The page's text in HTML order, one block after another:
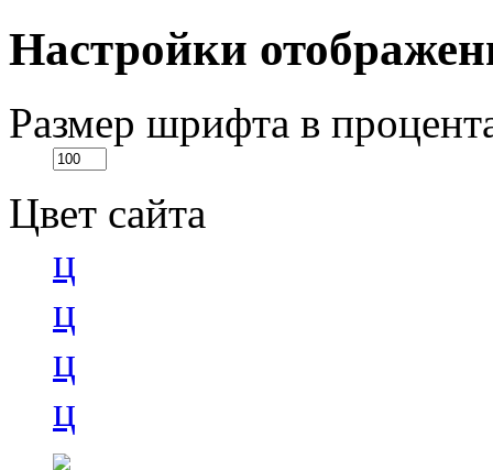
Настройки
Размер шрифта в
Цвет сайта
ц
ц
ц
ц